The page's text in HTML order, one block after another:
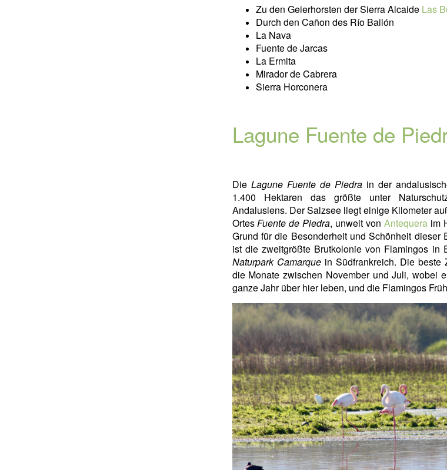
Zu den Geierhorsten der Sierra Alcaide Las
Durch den Cañon des Río Bailón
La Nava
Fuente de Jarcas
La Ermita
Mirador de Cabrera
Sierra Horconera
Lagune Fuente de
Die Lagune Fuente de Piedrain der
1.400 Hektaren das größte unter
Andalusiens. Der Salzsee liegt einige Kilometer
OrtesFuente de Piedra, unweit von Antequeraim
Grund für die Besonderheit und Schönheit dieser
ist die zweitgrößte Brutkolonie von Flamingos in
Naturpark Camarquein Südfrankreich. Die beste
die Monate zwischen November und Juli, wobei
ganze Jahr über hier leben, und die Flamingos